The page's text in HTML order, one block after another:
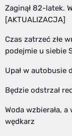
Zaginął 82-latek.
[AKTUALIZACJA]
Czas zatrzeć złe
podejmie u siebie
Upał w autobusie
Będzie odstrzał
Woda wzbierała,
wędkarz